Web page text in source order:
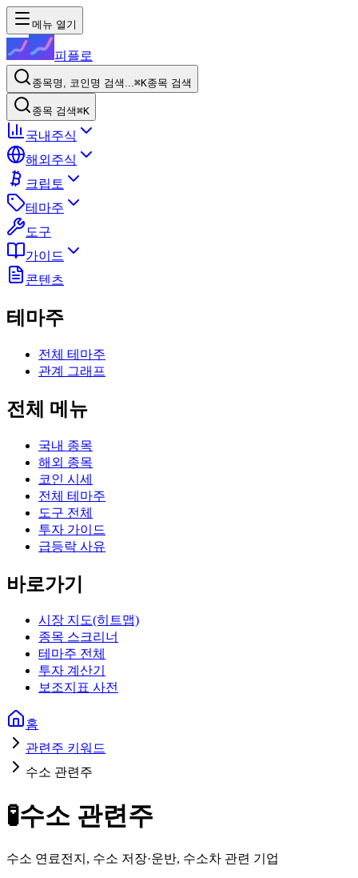
메뉴 열기
피플로
종목명, 코인명 검색...⌘K종목 검색
종목 검색⌘K
국내주식
해외주식
크립토
테마주
도구
가이드
콘텐츠
테마주
전체 테마주
관계 그래프
전체 메뉴
국내 종목
해외 종목
코인 시세
전체 테마주
도구 전체
투자 가이드
급등락 사유
바로가기
시장 지도(히트맵)
종목 스크리너
테마주 전체
투자 계산기
보조지표 사전
홈
관련주 키워드
수소 관련주
🧪수소 관련주
수소 연료전지, 수소 저장·운반, 수소차 관련 기업